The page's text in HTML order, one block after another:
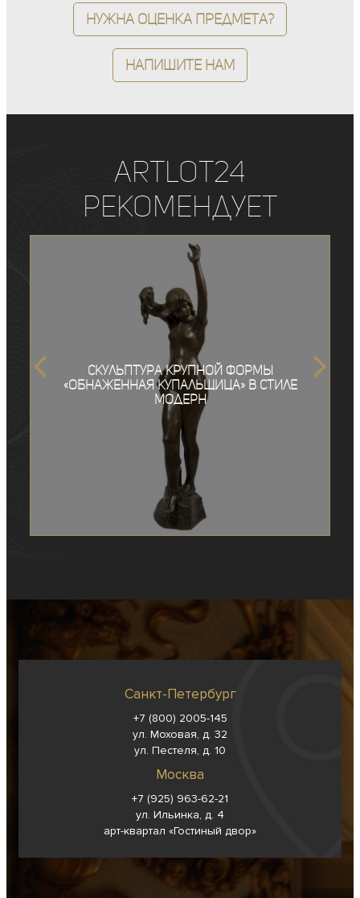
Нужна оценка предмета?
Напишите нам
ArtLot24
рекомендует
Скульптура крупной формы
«Обнаженная купальщица» в стиле
модерн
Санкт-Петербург
+7 (800) 2005-145
ул. Моховая, д. 32
ул. Пестеля, д. 10
Москва
+7 (925) 963-62-21
ул. Ильинка, д. 4
арт-квартал «Гостиный двор»